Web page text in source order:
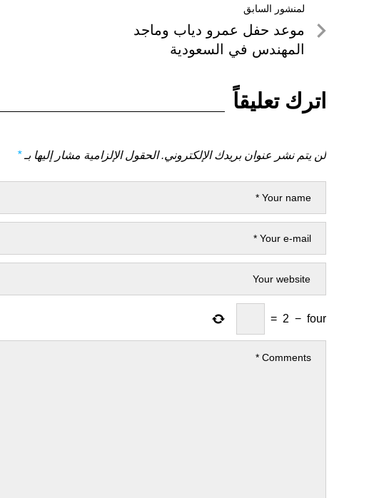
تصفّح
المقالات
لمنشور السابق
لمنشور
السابق
موعد حفل عمرو دياب وماجد
المهندس في السعودية
اترك تعليقاً
لن يتم نشر عنوان بريدك الإلكتروني. الحقول الإلزامية مشار إليها بـ*
four
−
2
=